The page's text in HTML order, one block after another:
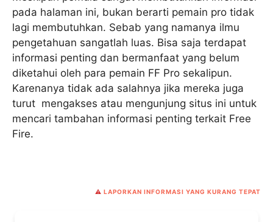
pada halaman ini, bukan berarti pemain pro tidak
lagi membutuhkan. Sebab yang namanya ilmu
pengetahuan sangatlah luas. Bisa saja terdapat
informasi penting dan bermanfaat yang belum
diketahui oleh para pemain FF Pro sekalipun.
Karenanya tidak ada salahnya jika mereka juga
turut mengakses atau mengunjung situs ini untuk
mencari tambahan informasi penting terkait Free
Fire.
⚠️ LAPORKAN INFORMASI YANG KURANG TEPAT